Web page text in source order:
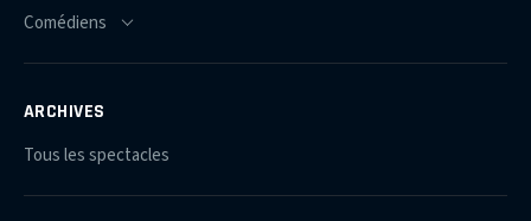
ARCHIVES
Tous les spectacles